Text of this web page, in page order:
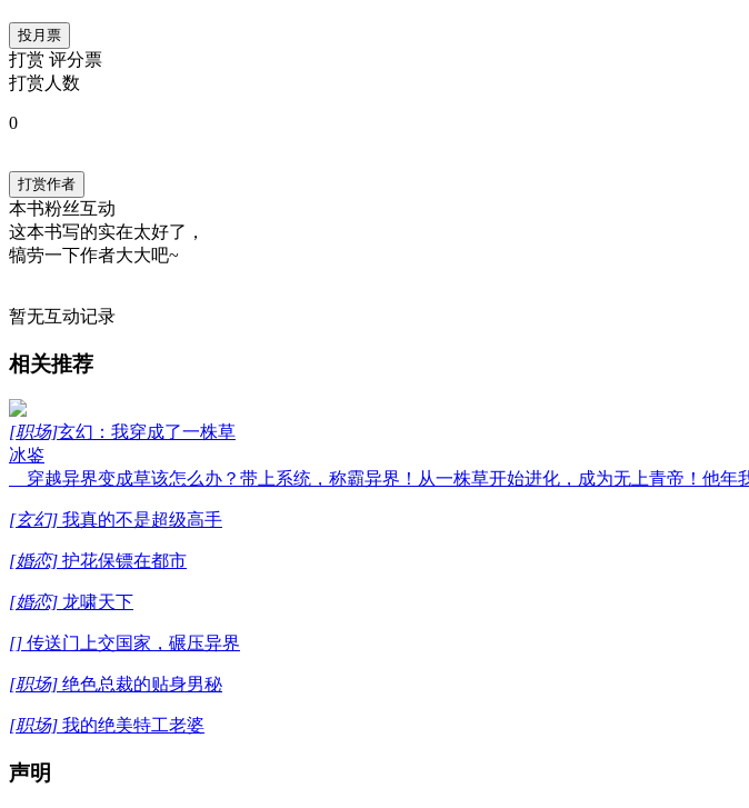
投月票
打赏 评分票
打赏人数
0
打赏作者
本书粉丝互动
这本书写的实在太好了，
犒劳一下作者大大吧~
暂无互动记录
相关推荐
[职场]玄幻：我穿成了一株草
冰鉴
穿越异界变成草该怎么办？带上系统，称霸异界！从一株草开始进化，成为无上青帝！他年
[玄幻] 我真的不是超级高手
[婚恋] 护花保镖在都市
[婚恋] 龙啸天下
[] 传送门上交国家，碾压异界
[职场] 绝色总裁的贴身男秘
[职场] 我的绝美特工老婆
声明